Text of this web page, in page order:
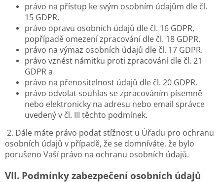
právo na přístup ke svým osobním údajům dle čl.
15 GDPR,
právo opravu osobních údajů dle čl. 16 GDPR,
popřípadě omezení zpracování dle čl. 18 GDPR.
právo na výmaz osobních údajů dle čl. 17 GDPR.
právo vznést námitku proti zpracování dle čl. 21
GDPR a
právo na přenositelnost údajů dle čl. 20 GDPR.
právo odvolat souhlas se zpracováním písemně
nebo elektronicky na adresu nebo email správce
uvedený v čl. III těchto podmínek.
2. Dále máte právo podat stížnost u Úřadu pro ochranu
osobních údajů v případě, že se domníváte, že bylo
porušeno Vaší právo na ochranu osobních údajů.
VII. Podmínky zabezpečení osobních údajů